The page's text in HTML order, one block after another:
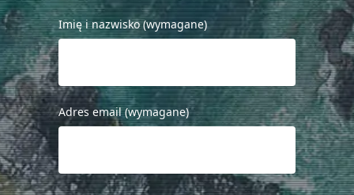
Imię i nazwisko (wymagane)
Adres email (wymagane)